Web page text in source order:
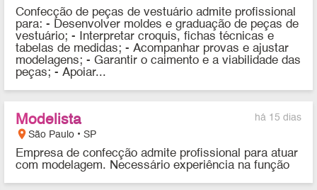
Confecção de peças de vestuário admite profissional
para: - Desenvolver moldes e graduação de peças de
vestuário; - Interpretar croquis, fichas técnicas e
tabelas de medidas; - Acompanhar provas e ajustar
modelagens; - Garantir o caimento e a viabilidade das
peças; - Apoiar...
há 15 dias
Modelista
location_onSão Paulo • SP
Empresa de confecção admite profissional para atuar
com modelagem. Necessário experiência na função